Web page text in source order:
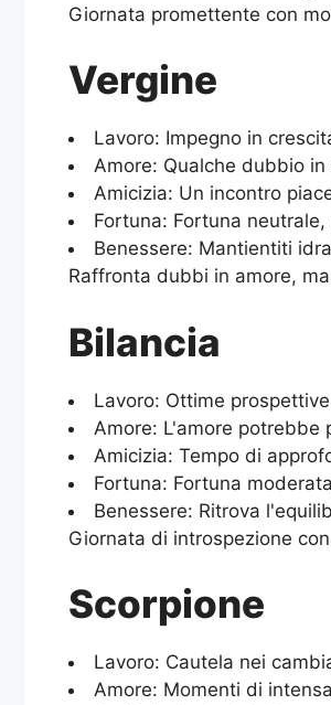
Giornata promettente con
Vergine
Lavoro: Impegno in
Amore: Qualche dubbio
Amicizia: Un incontro
Fortuna: Fortuna
Benessere: Mantientiti
Raffronta dubbi in amore,
Bilancia
Lavoro: Ottime
Amore: L'amore potrebbe
Amicizia: Tempo di
Fortuna: Fortuna
Benessere: Ritrova
Giornata di introspezione
Scorpione
Lavoro: Cautela nei
Amore: Momenti di